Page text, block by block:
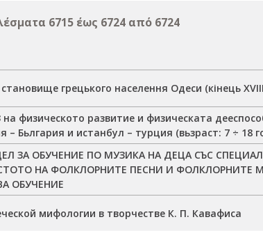
6715 έως 6724 από 6724
грецького населення Одеси (кінець
физическото развитие и физическата
– Бьлгария и истанбул – турция (вьзраст: 7 ÷ 18
ЗА ОБУЧЕНИЕ ПО МУЗИКА НА ДЕЦА СЪС
НА ФОЛКЛОРНИТЕ ПЕСНИ И ФОЛКЛОРНИТЕ
ОБУЧЕНИЕ
мифологии в творчестве К. П. Кавафиса